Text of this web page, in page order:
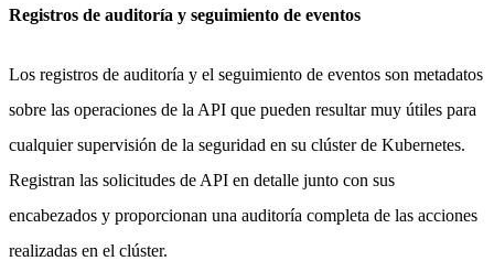
Registros de auditoría y seguimiento de eventos
Los registros de auditoría y el seguimiento de eventos son metadatos
sobre las operaciones de la API que pueden resultar muy útiles para
cualquier supervisión de la seguridad en su clúster de Kubernetes.
Registran las solicitudes de API en detalle junto con sus
encabezados y proporcionan una auditoría completa de las acciones
realizadas en el clúster.